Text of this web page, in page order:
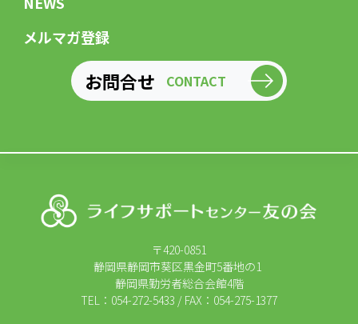
メルマガ登録
お問合せ CONTACT
〒420-0851
静岡県静岡市葵区黒金町5番地の1
静岡県勤労者総合会館4階
TEL：054-272-5433 / FAX：054-275-1377